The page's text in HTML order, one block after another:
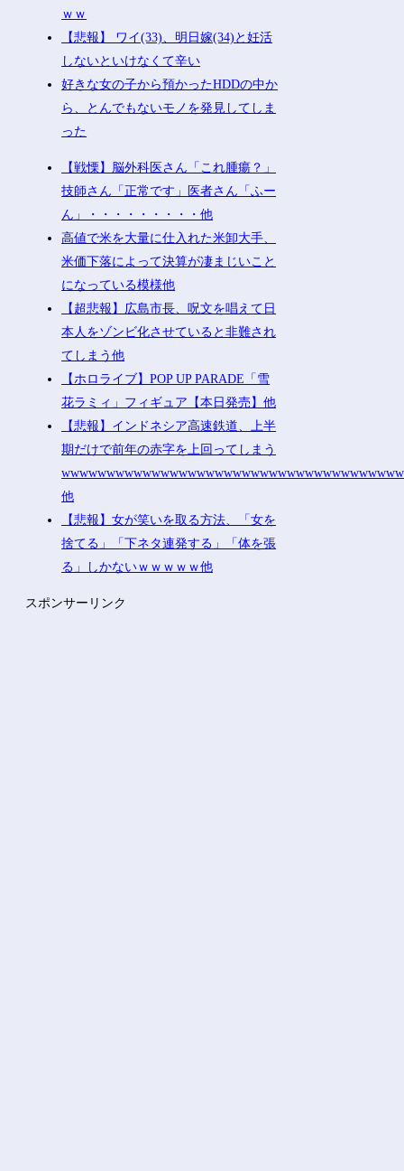
ｗｗ
【悲報】 ワイ(33)、明日嫁(34)と妊活
しないといけなくて辛い
好きな女の子から預かったHDDの中か
ら、とんでもないモノを発見してしま
った
【戦慄】脳外科医さん「これ腫瘍？」
技師さん「正常です」医者さん「ふー
ん」・・・・・・・・・他
高値で米を大量に仕入れた米卸大手、
米価下落によって決算が凄まじいこと
になっている模様他
【超悲報】広島市長、呪文を唱えて日
本人をゾンビ化させていると非難され
てしまう他
【ホロライブ】POP UP PARADE「雪
花ラミィ」フィギュア【本日発売】他
【悲報】インドネシア高速鉄道、上半
期だけで前年の赤字を上回ってしまう
他
【悲報】女が笑いを取る方法、「女を
捨てる」「下ネタ連発する」「体を張
る」しかないｗｗｗｗｗ他
スポンサーリンク